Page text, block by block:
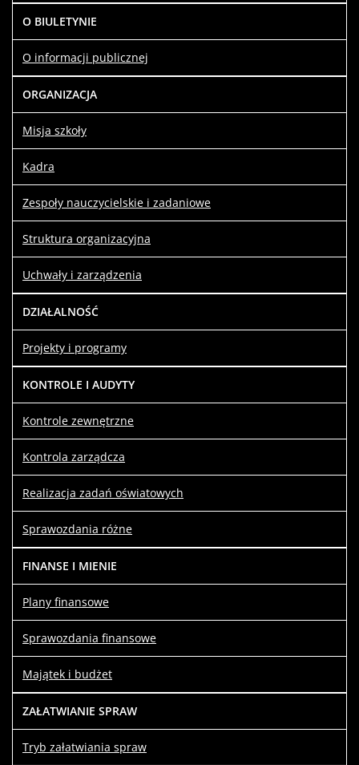
O BIULETYNIE
O informacji publicznej
ORGANIZACJA
Misja szkoły
Kadra
Zespoły nauczycielskie i zadaniowe
Struktura organizacyjna
Uchwały i zarządzenia
DZIAŁALNOŚĆ
Projekty i programy
KONTROLE I AUDYTY
Kontrole zewnętrzne
Kontrola zarządcza
Realizacja zadań oświatowych
Sprawozdania różne
FINANSE I MIENIE
Plany finansowe
Sprawozdania finansowe
Majątek i budżet
ZAŁATWIANIE SPRAW
Tryb załatwiania spraw